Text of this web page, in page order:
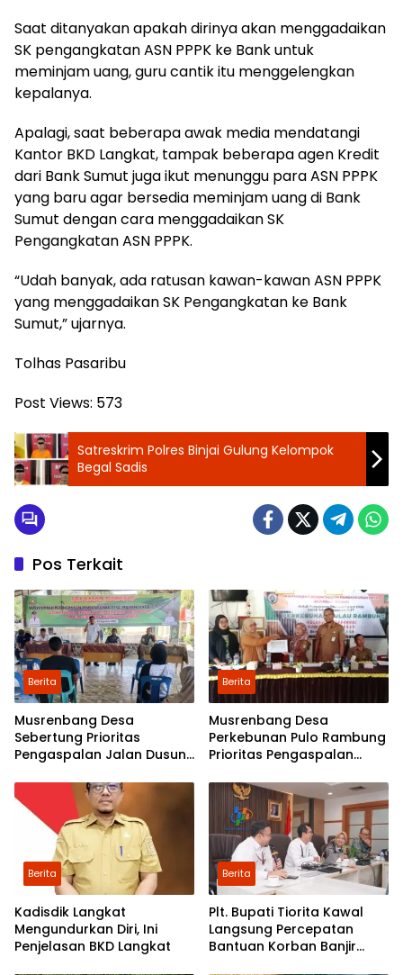
Saat ditanyakan apakah dirinya akan menggadaikan
SK pengangkatan ASN PPPK ke Bank untuk
meminjam uang, guru cantik itu menggelengkan
kepalanya.
Apalagi, saat beberapa awak media mendatangi
Kantor BKD Langkat, tampak beberapa agen Kredit
dari Bank Sumut juga ikut menunggu para ASN PPPK
yang baru agar bersedia meminjam uang di Bank
Sumut dengan cara menggadaikan SK
Pengangkatan ASN PPPK.
“Udah banyak, ada ratusan kawan-kawan ASN PPPK
yang menggadaikan SK Pengangkatan ke Bank
Sumut,” ujarnya.
Tolhas Pasaribu
Post Views: 573
Satreskrim Polres Binjai Gulung Kelompok
Begal Sadis
Pos Terkait
Berita
Musrenbang Desa
Sebertung Prioritas
Pengaspalan Jalan Dusun
Berita
Musrenbang Desa
Perkebunan Pulo Rambung
Prioritas Pengaspalan
Dusun Pondok Boyan
Berita
Kadisdik Langkat
Mengundurkan Diri, Ini
Penjelasan BKD Langkat
Berita
Plt. Bupati Tiorita Kawal
Langsung Percepatan
Bantuan Korban Banjir